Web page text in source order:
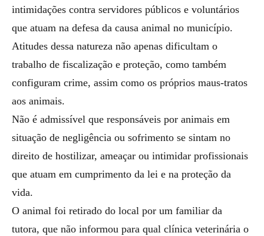
intimidações contra servidores públicos e voluntários
que atuam na defesa da causa animal no município.
Atitudes dessa natureza não apenas dificultam o
trabalho de fiscalização e proteção, como também
configuram crime, assim como os próprios maus-tratos
aos animais.
Não é admissível que responsáveis por animais em
situação de negligência ou sofrimento se sintam no
direito de hostilizar, ameaçar ou intimidar profissionais
que atuam em cumprimento da lei e na proteção da
vida.
O animal foi retirado do local por um familiar da
tutora, que não informou para qual clínica veterinária o